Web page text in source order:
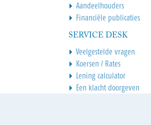
Aandeelhouders
Financiële publicaties
SERVICE DESK
Veelgestelde vragen
Koersen / Rates
Lening calculator
Een klacht doorgeven